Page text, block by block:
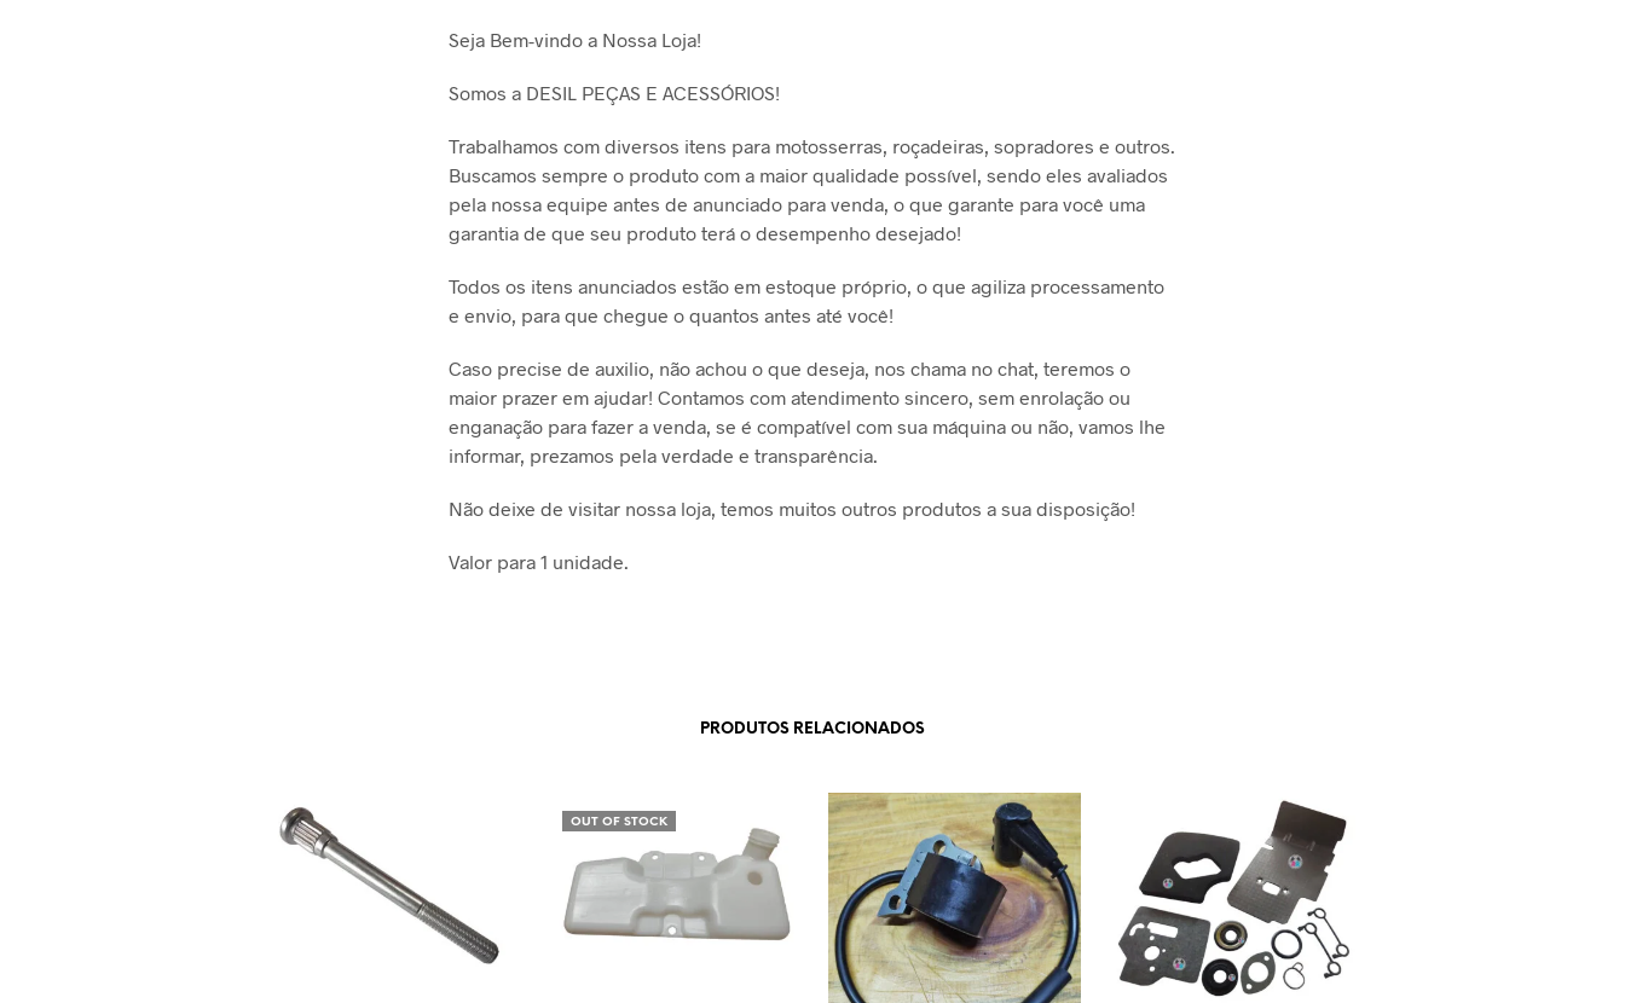
Seja Bem-vindo a Nossa Loja!
Somos a DESIL PEÇAS E ACESSÓRIOS!
Trabalhamos com diversos itens para motosserras, roçadeiras, sopradores e outros.
Buscamos sempre o produto com a maior qualidade possível, sendo eles avaliados
pela nossa equipe antes de anunciado para venda, o que garante para você uma
garantia de que seu produto terá o desempenho desejado!
Todos os itens anunciados estão em estoque próprio, o que agiliza processamento
e envio, para que chegue o quantos antes até você!
Caso precise de auxilio, não achou o que deseja, nos chama no chat, teremos o
maior prazer em ajudar! Contamos com atendimento sincero, sem enrolação ou
enganação para fazer a venda, se é compatível com sua máquina ou não, vamos lhe
informar, prezamos pela verdade e transparência.
Não deixe de visitar nossa loja, temos muitos outros produtos a sua disposição!
Valor para 1 unidade.
PRODUTOS RELACIONADOS
OUT OF STOCK